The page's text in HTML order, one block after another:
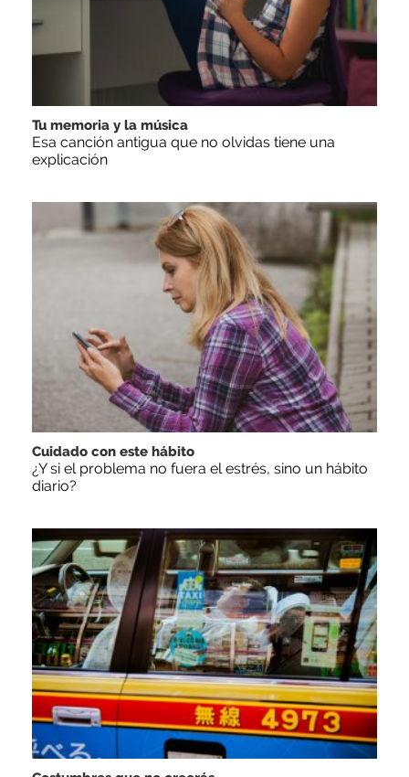
Tu memoria y la música
Esa canción antigua que no olvidas tiene una
explicación
Cuidado con este hábito
¿Y si el problema no fuera el estrés, sino un hábito
diario?